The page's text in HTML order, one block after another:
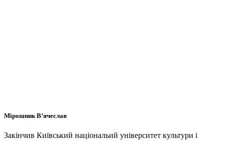
Мірошник В’ячеслав
Закінчив Київський національий університет культури і